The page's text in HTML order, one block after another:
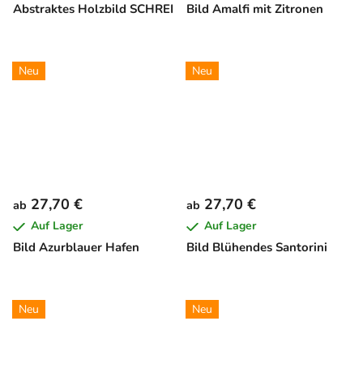
Abstraktes Holzbild SCHREI Bild Amalfi mit Zitronen
Neu
Bild Azurblauer Hafen
ab 27,70 €
Auf Lager
Neu
Bild Blühendes Santorini
ab 27,70 €
Auf Lager
Neu Neu